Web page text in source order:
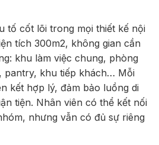
tố cốt lõi trong mọi thiết kế nội
tích 300m2, không gian cần
khu làm việc chung, phòng
pantry, khu tiếp khách… Mỗi
kết hợp lý, đảm bảo luồng di
tiện. Nhân viên có thể kết nối
nhưng vẫn có đủ sự riêng